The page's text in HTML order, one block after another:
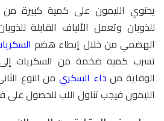
يحتوي الليمون على كمية كبيرة من
للذوبان وتعمل الألياف القابلة
الهضمي من خلال إبطاء هضم
تسرب كمية ضخمة من السكريات
الوقاية من داء السكري من النوع
الليمون فيجب تناول اللب للحصول على